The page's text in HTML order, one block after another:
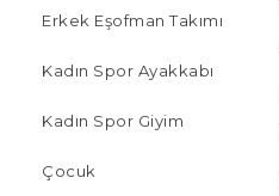
Erkek Eşofman Takımı
Kadın Spor Ayakkabı
Kadın Spor Giyim
Çocuk